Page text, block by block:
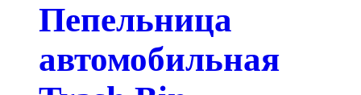
Пепельница
автомобильная